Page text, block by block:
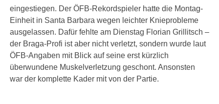
eingestiegen. Der ÖFB-Rekordspieler hatte die Montag-
Einheit in Santa Barbara wegen leichter Knieprobleme
ausgelassen. Dafür fehlte am Dienstag Florian Grillitsch –
der Braga-Profi ist aber nicht verletzt, sondern wurde laut
ÖFB-Angaben mit Blick auf seine erst kürzlich
überwundene Muskelverletzung geschont. Ansonsten
war der komplette Kader mit von der Partie.